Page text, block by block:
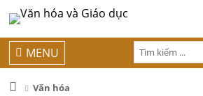
MENU
Văn hóa